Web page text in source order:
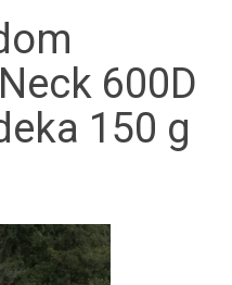
600D
150 g